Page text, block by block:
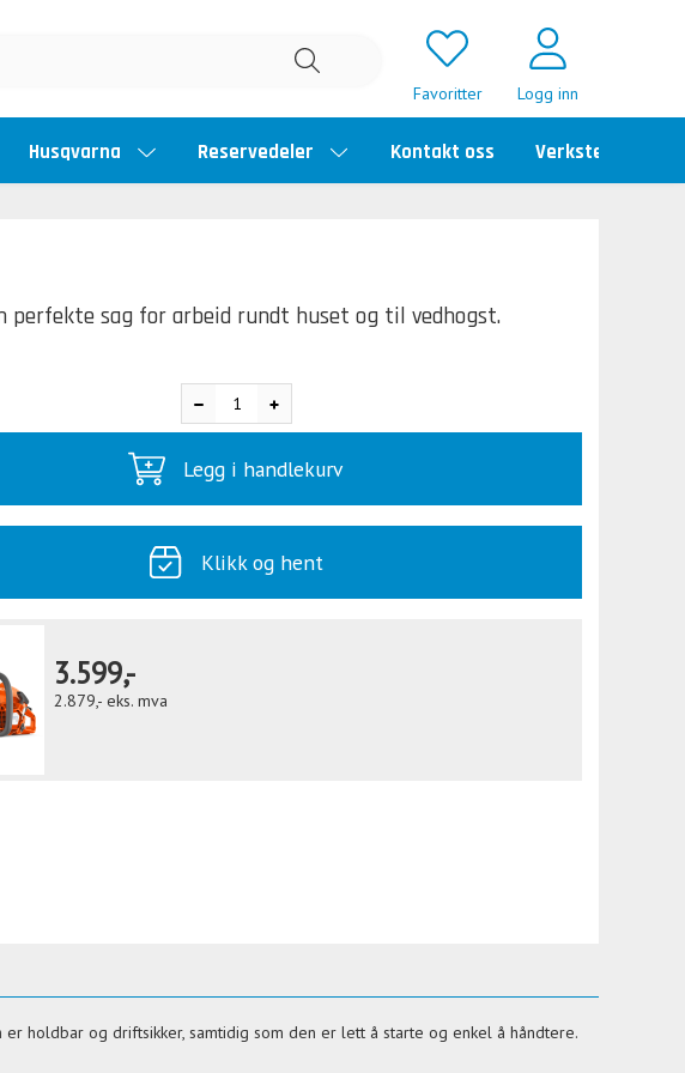
Favoritter Logg inn
Husqvarna Reservedeler Kontakt oss Verkstedtime
perfekte sag for arbeid rundt huset og til vedhogst.
Legg i handlekurv
Klikk og hent
3.599,-
2.879,- eks. mva
holdbar og driftsikker, samtidig som den er lett å starte og enkel å håndtere.